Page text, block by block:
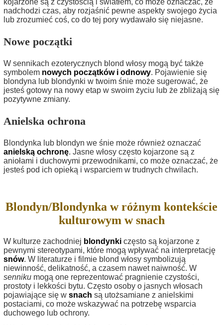
kojarzone są z czystością i światłem, co może oznaczać, że
nadchodzi czas, aby rozjaśnić pewne aspekty swojego życia
lub zrozumieć coś, co do tej pory wydawało się niejasne.
Nowe początki
W sennikach ezoterycznych blond włosy mogą być także
symbolem nowych początków i odnowy. Pojawienie się
blondyna lub blondynki w twoim śnie może sugerować, że
jesteś gotowy na nowy etap w swoim życiu lub że zbliżają się
pozytywne zmiany.
Anielska ochrona
Blondynka lub blondyn we śnie może również oznaczać
anielską ochronę. Jasne włosy często kojarzone są z
aniołami i duchowymi przewodnikami, co może oznaczać, że
jesteś pod ich opieką i wsparciem w trudnych chwilach.
Blondyn/Blondynka w różnym kontekście
kulturowym w snach
W kulturze zachodniej blondynki często są kojarzone z
pewnymi stereotypami, które mogą wpływać na interpretację
snów. W literaturze i filmie blond włosy symbolizują
niewinność, delikatność, a czasem nawet naiwność. W
senniku mogą one reprezentować pragnienie czystości,
prostoty i lekkości bytu. Często osoby o jasnych włosach
pojawiające się w snach są utożsamiane z anielskimi
postaciami, co może wskazywać na potrzebę wsparcia
duchowego lub ochrony.